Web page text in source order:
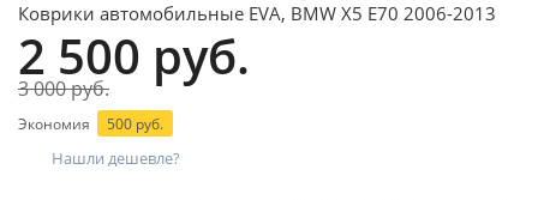
Коврики автомобильные EVA, BMW X5 E70 2006-2013
2 500 руб.
3 000 руб.
Экономия 500 руб.
Нашли дешевле?